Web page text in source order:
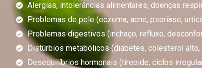
Alergias, intolerâncias alimentares, doenças
Problemas de pele (eczema, acne, psoríase,
Problemas digestivos (inchaço, refluxo,
Distúrbios metabólicos (diabetes, colesterol alto,
Desequilíbrios hormonais (tireoide, ciclos